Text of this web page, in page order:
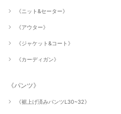
《ニット&セーター》
《アウター》
《ジャケット&コート》
《カーディガン》
《パンツ》
《裾上げ済みパンツL30~32》